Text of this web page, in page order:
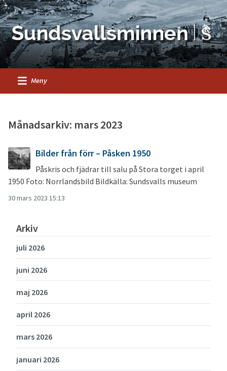
Meny
Månadsarkiv: mars 2023
Bilder från förr – Påsken 1950
Påskris och fjädrar till salu på Stora torget i april
1950 Foto: Norrlandsbild Bildkälla: Sundsvalls museum
30 mars 2023 15:13
Arkiv
juli 2026
juni 2026
maj 2026
april 2026
mars 2026
januari 2026